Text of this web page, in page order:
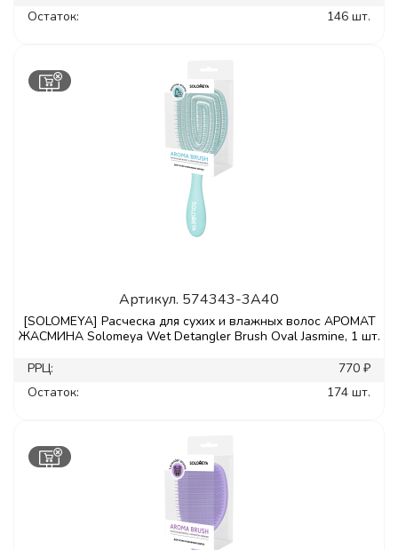
Остаток:
146 шт.
Артикул. 574343-3A40
[SOLOMEYA] Расческа для сухих и влажных волос АРОМАТ
ЖАСМИНА Solomeya Wet Detangler Brush Oval Jasmine, 1 шт.
РРЦ:
770 ₽
Остаток:
174 шт.